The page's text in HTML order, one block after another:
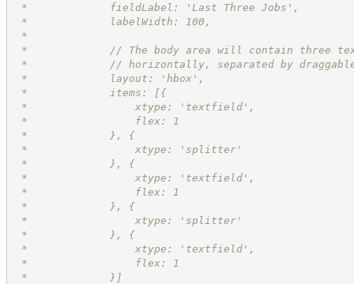
*             fieldLabel: 'Last Three Jobs',
*             labelWidth: 100,
*
*             // The body area will contain three
*             // horizontally, separated by
*             layout: 'hbox',
*             items: [{
*                 xtype: 'textfield',
*                 flex: 1
*             }, {
*                 xtype: 'splitter'
*             }, {
*                 xtype: 'textfield',
*                 flex: 1
*             }, {
*                 xtype: 'splitter'
*             }, {
*                 xtype: 'textfield',
*                 flex: 1
*             }]